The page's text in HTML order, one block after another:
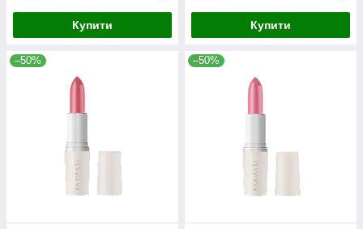
Купити Купити
–50% –50%